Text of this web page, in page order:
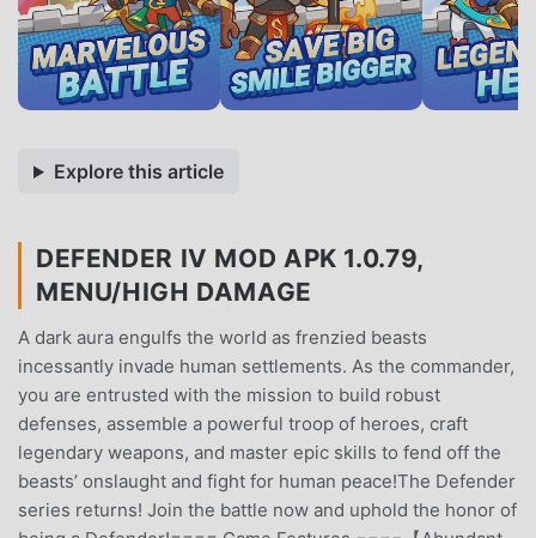
Explore this article
DEFENDER IV MOD APK 1.0.79,
MENU/HIGH DAMAGE
A dark aura engulfs the world as frenzied beasts
incessantly invade human settlements. As the commander,
you are entrusted with the mission to build robust
defenses, assemble a powerful troop of heroes, craft
legendary weapons, and master epic skills to fend off the
beasts’ onslaught and fight for human peace!The Defender
series returns! Join the battle now and uphold the honor of